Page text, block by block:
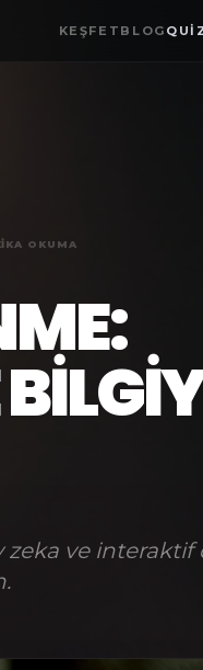
KEŞFET BLOG
OKUMA
ve interaktif